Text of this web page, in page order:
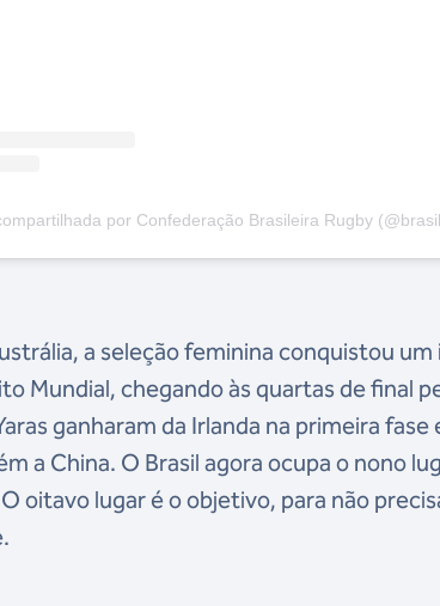
por Confederação Brasileira Rugby
a seleção feminina conquistou
Mundial, chegando às quartas de final
ganharam da Irlanda na primeira
a China. O Brasil agora ocupa o nono
oitavo lugar é o objetivo, para não